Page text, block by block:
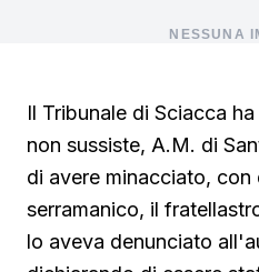
NESSUNA
Il Tribunale di Sciacca
non sussiste, A.M. di
di avere minacciato, con
serramanico, il
lo aveva denunciato